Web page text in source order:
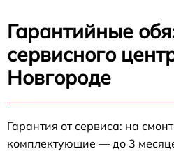
Гарантийные
сервисного
Новгороде
Гарантия от сервиса: на
комплектующие — до 3